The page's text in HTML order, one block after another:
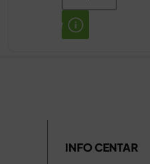
CURCUMIN
FORTE+
INFO CENTAR